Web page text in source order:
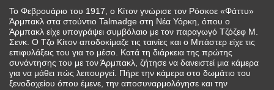
Το Φεβρουάριο του 1917, ο Κίτον γνώρισε τον Ρόσκοε «Φάττυ»
Άρμπακλ στα στούντιο Talmadge στη Νέα Υόρκη, όπου ο
Άρμπακλ είχε υπογράψει συμβόλαιο με τον παραγωγό Τζόζεφ Μ.
Σενκ. Ο Τζο Κίτον αποδοκίμαζε τις ταινίες και ο Μπάστερ είχε τις
επιφυλάξεις του για το μέσο. Κατά τη διάρκεια της πρώτης
συνάντησης του με τον Άρμπακλ, ζήτησε να δανειστεί μια κάμερα
για να μάθει πώς λειτουργεί. Πήρε την κάμερα στο δωμάτιο του
ξενοδοχείου όπου έμενε, την αποσυναρμολόγησε και την